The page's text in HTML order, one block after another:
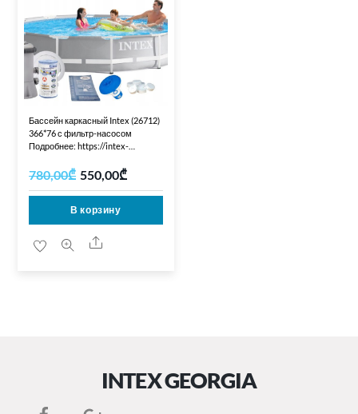
Бассейн каркасный Intex (26712)
366*76 с фильтр-насосом
Подробнее: https://intex-
karkasnyj-intex.html
780,00₾
Первоначальная
составляла
550,00₾
Текущая
550,00₾.
В корзину
Share
INTEX GEORGIA